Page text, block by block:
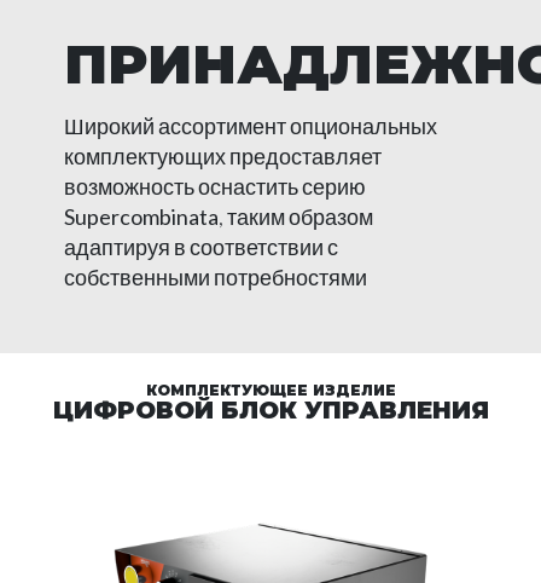
Широкий ассортимент опциональных
комплектующих предоставляет
возможность оснастить серию
Supercombinata, таким образом
адаптируя в соответствии с
собственными потребностями
КОМПЛЕКТУЮЩЕЕ ИЗДЕЛИЕ
ЦИФРОВОЙ БЛОК УПРАВЛЕНИЯ